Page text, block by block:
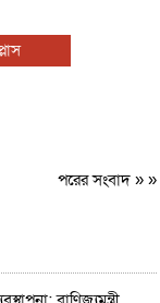
পরের সংবাদ» »